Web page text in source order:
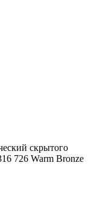
скрытого
726 Warm Bronze